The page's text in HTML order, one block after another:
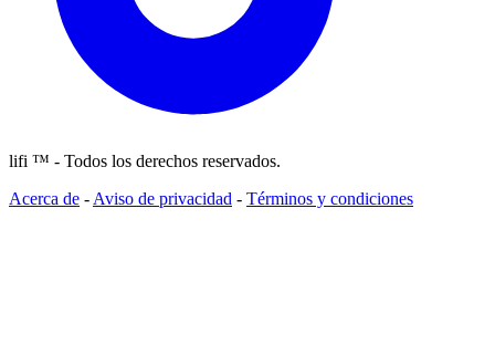
lifi ™ - Todos los derechos reservados.
Acerca de - Aviso de privacidad - Términos y condiciones